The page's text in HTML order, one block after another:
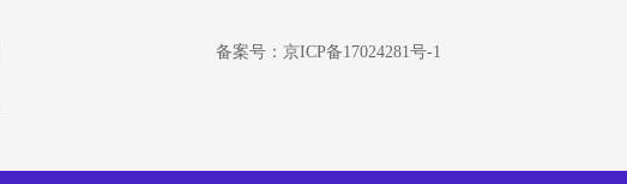
备案号：京ICP备17024281号-1